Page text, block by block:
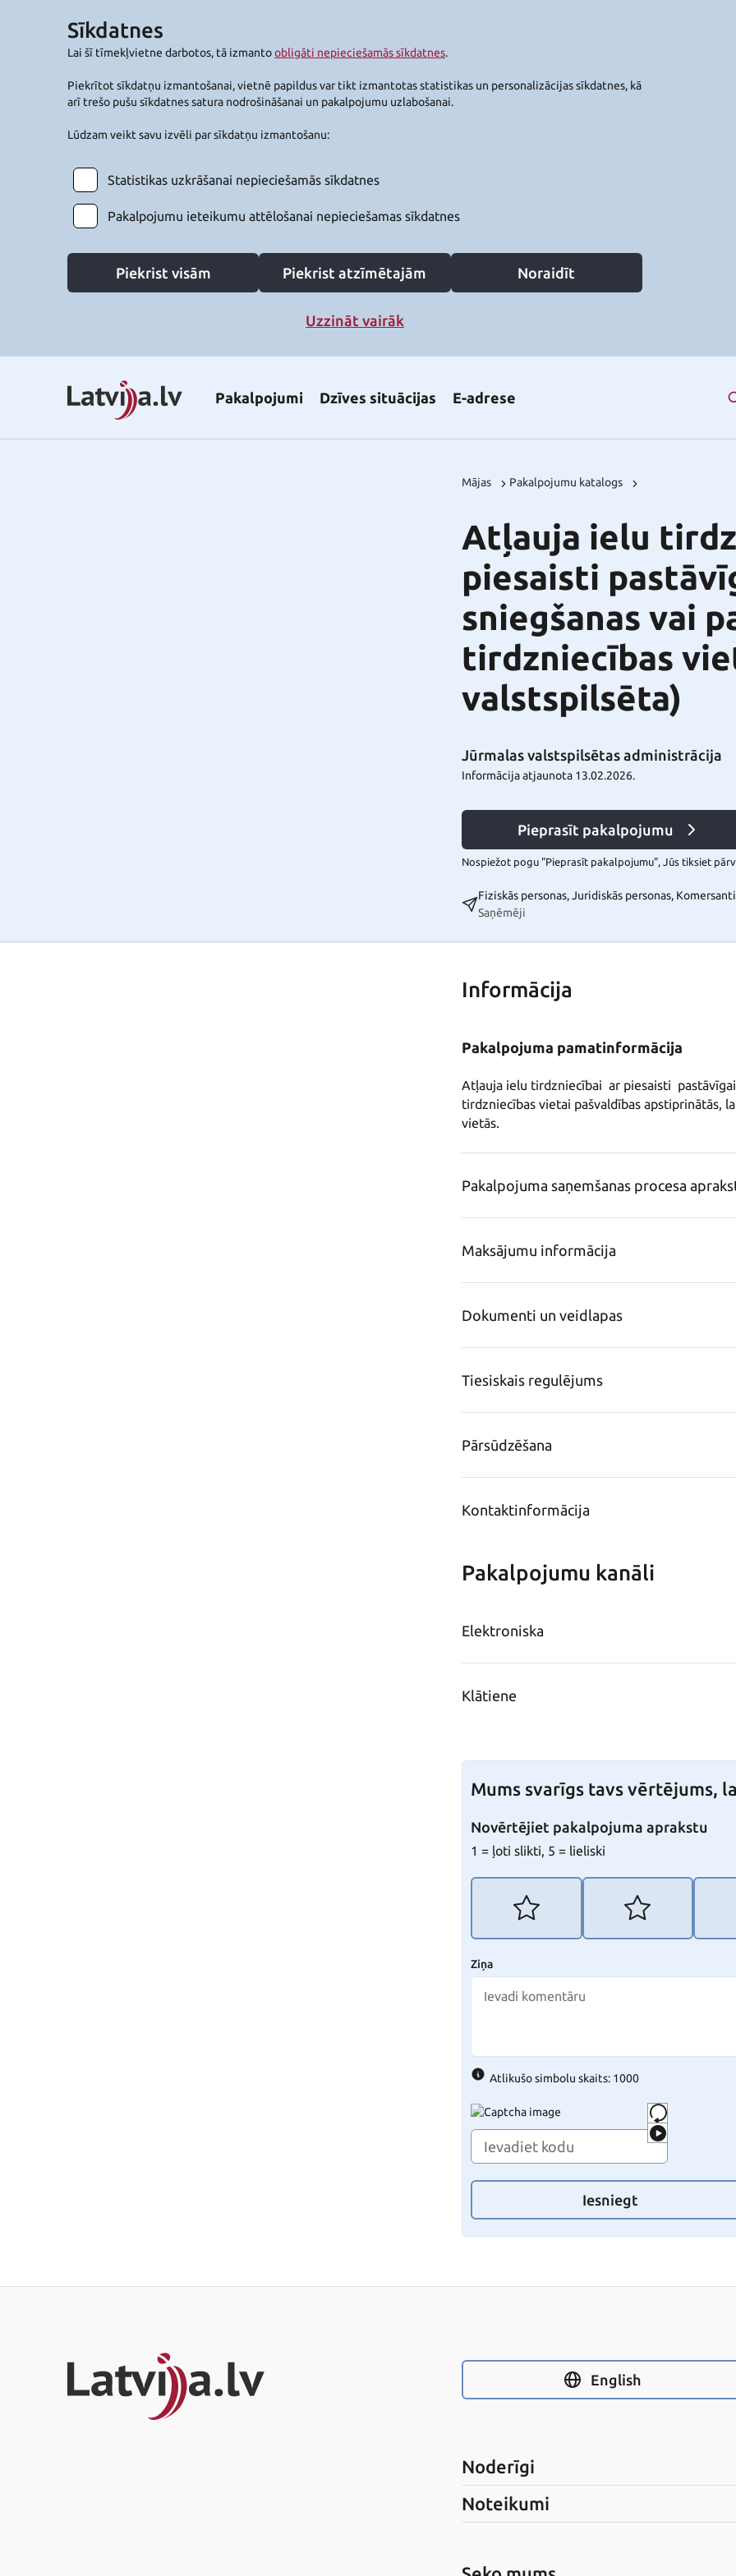
Sīkdatnes
Lai šī tīmekļvietne darbotos, tā izmantoobligāti nepieciešamās sīkdatnes.
Piekrītot sīkdatņu izmantošanai, vietnē papildus var tikt izmantotas statistikas un personalizācijas sīkdatnes, kā
arī trešo pušu sīkdatnes satura nodrošināšanai un pakalpojumu uzlabošanai.
Lūdzam veikt savu izvēli par sīkdatņu izmantošanu:
Statistikas uzkrāšanai nepieciešamās sīkdatnes
Pakalpojumu ieteikumu attēlošanai nepieciešamas sīkdatnes
Piekrist visām Piekrist atzīmētajām Noraidīt
Uzzināt vairāk
Pakalpojumi Dzīves situācijas E-adrese
Mājas Pakalpojumu katalogs
Atļauja ielu
piesaisti
sniegšanas vai
tirdzniecības
valstspilsēta)
Jūrmalas valstspilsētas administrācija
Informācija atjaunota 13.02.2026.
Pieprasīt pakalpojumu
Nospiežot pogu "Pieprasīt pakalpojumu", Jūs tiksiet
Fiziskās personas, Juridiskās personas, Komersanti
Saņēmēji
Informācija
Pakalpojuma pamatinformācija
Atļauja ielu tirdzniecībai  ar piesaisti
tirdzniecības vietai pašvaldības apstiprinātās,
vietās.
Pakalpojuma saņemšanas procesa
Maksājumu informācija
Dokumenti un veidlapas
Tiesiskais regulējums
Pārsūdzēšana
Kontaktinformācija
Pakalpojumu kanāli
Elektroniska
Klātiene
Mums svarīgs tavs vērtējums,
Novērtējiet pakalpojuma aprakstu
1 = ļoti slikti, 5 = lieliski
Ziņa
Atlikušo simbolu skaits: 1000
Iesniegt
English
Noderīgi
Noteikumi